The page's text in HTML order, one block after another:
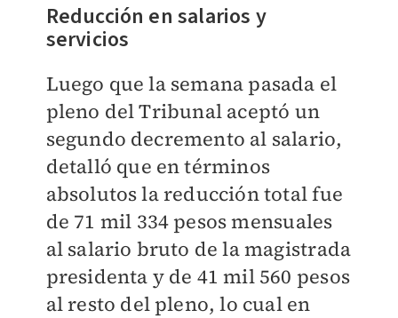
Reducción en salarios y
servicios
Luego que la semana pasada el
pleno del Tribunal aceptó un
segundo decremento al salario,
detalló que en términos
absolutos la reducción total fue
de 71 mil 334 pesos mensuales
al salario bruto de la magistrada
presidenta y de 41 mil 560 pesos
al resto del pleno, lo cual en